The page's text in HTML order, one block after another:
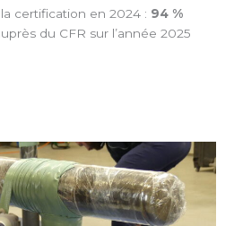
certification en 2024 : 94 %
du CFR sur l’année 2025